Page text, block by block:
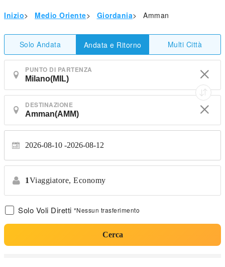
Inizio> Medio Oriente> Giordania> Amman
Solo Andata Andata e Ritorno Multi Città
PUNTO DI PARTENZA
DESTINAZIONE
2026-08-10 2026-08-12
1Viaggiatore, Economy
Solo Voli Diretti *Nessun trasferimento
Cerca